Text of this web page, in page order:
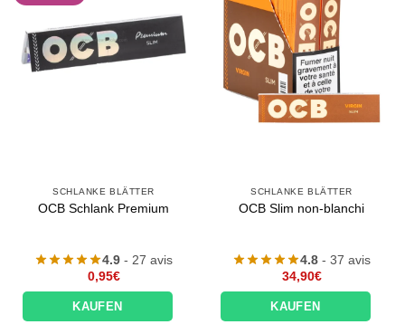
SCHLANKE BLÄTTER
OCB Schlank Premium
4.9 - 27 avis
0,95€
KAUFEN
SCHLANKE BLÄTTER
OCB Slim non-blanchi
4.8 - 37 avis
34,90€
KAUFEN